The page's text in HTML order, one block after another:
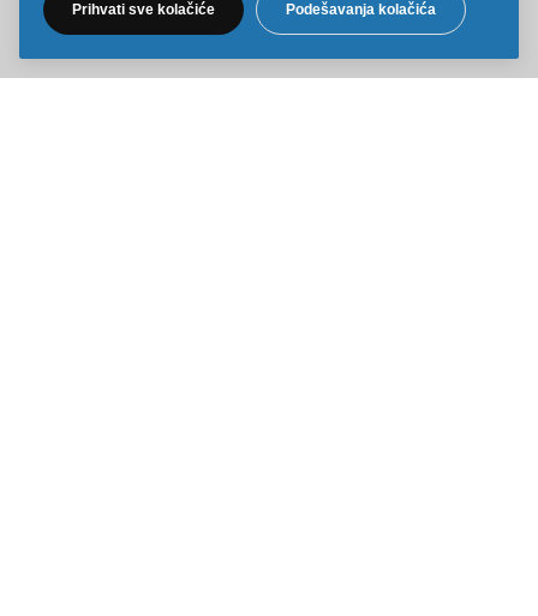
Prihvati sve kolačiće Podešavanja kolačića